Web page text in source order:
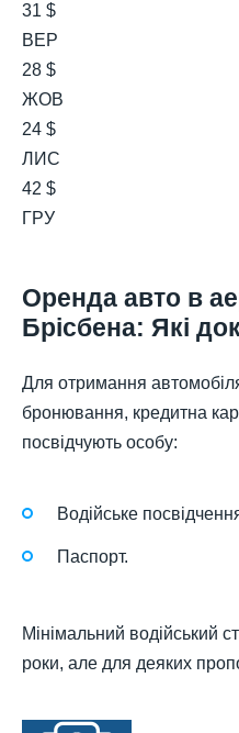
31 $
ВЕР
28 $
ЖОВ
24 $
ЛИС
42 $
ГРУ
Оренда авто в
Брісбена: Які
Для отримання
бронювання, кредитна
посвідчують особу:
Водійське
Паспорт.
Мінімальний водійський
роки, але для деяких